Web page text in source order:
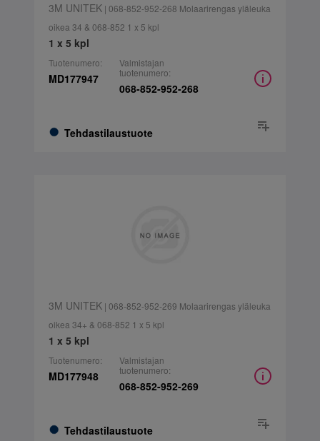
3M UNITEK| 068-852-952-268 Molaarirengas yläleuka
oikea 34 & 068-852 1 x 5 kpl
1 x 5 kpl
Tuotenumero:
MD177947
Tehdastilaustuote
Valmistajan
tuotenumero:
068-852-952-268
3M UNITEK| 068-852-952-269 Molaarirengas yläleuka
oikea 34+ & 068-852 1 x 5 kpl
1 x 5 kpl
Tuotenumero:
MD177948
Tehdastilaustuote
Valmistajan
tuotenumero:
068-852-952-269